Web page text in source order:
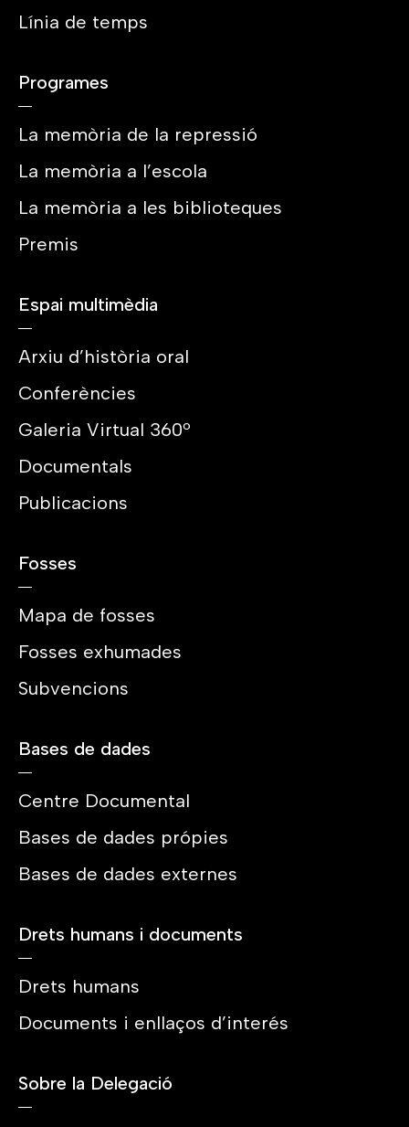
Línia de temps
Programes
La memòria de la repressió
La memòria a l’escola
La memòria a les biblioteques
Premis
Espai multimèdia
Arxiu d’història oral
Conferències
Galeria Virtual 360º
Documentals
Publicacions
Fosses
Mapa de fosses
Fosses exhumades
Subvencions
Bases de dades
Centre Documental
Bases de dades própies
Bases de dades externes
Drets humans i documents
Drets humans
Documents i enllaços d’interés
Sobre la Delegació